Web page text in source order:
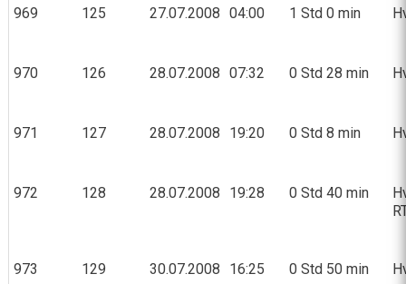
969 125 27.07.2008 04:00 1 Std 0 min
970 126 28.07.2008 07:32 0 Std 28 min
971 127 28.07.2008 19:20 0 Std 8 min
972 128 28.07.2008 19:28 0 Std 40 min
973 129 30.07.2008 16:25 0 Std 50 min